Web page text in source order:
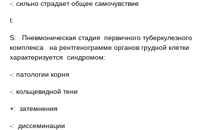
-: сильно страдает общее самочувствие
I:
S: Пневмоническая стадия первичного туберкулезного
комплекса на рентгенограмме органов грудной клетки
характеризуется синдромом:
-: патологии корня
-: кольцевидной тени
+: затемнения
-: диссеминации